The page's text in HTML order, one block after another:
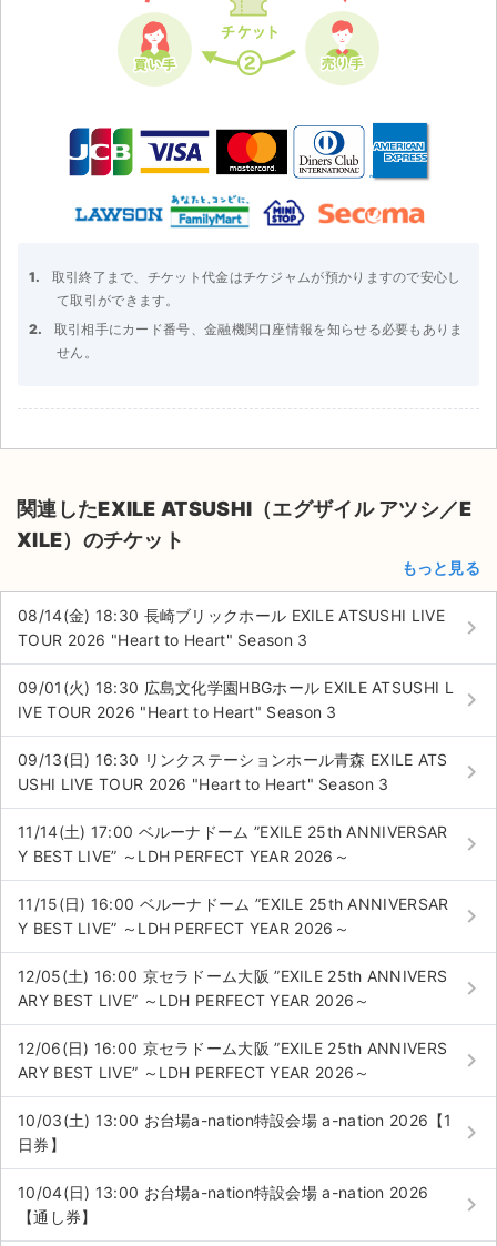
取引終了まで、チケット代金はチケジャムが預かりますので安心し
て取引ができます。
取引相手にカード番号、金融機関口座情報を知らせる必要もありま
せん。
関連したEXILE ATSUSHI（エグザイル アツシ／E
XILE）のチケット
もっと見る
08/14(金) 18:30 長崎ブリックホール EXILE ATSUSHI LIVE
TOUR 2026 "Heart to Heart" Season 3
keyboard_arrow_right
09/01(火) 18:30 広島文化学園HBGホール EXILE ATSUSHI L
IVE TOUR 2026 "Heart to Heart" Season 3
keyboard_arrow_right
09/13(日) 16:30 リンクステーションホール青森 EXILE ATS
USHI LIVE TOUR 2026 "Heart to Heart" Season 3
keyboard_arrow_right
11/14(土) 17:00 ベルーナドーム ”EXILE 25th ANNIVERSAR
Y BEST LIVE” ～LDH PERFECT YEAR 2026～
keyboard_arrow_right
11/15(日) 16:00 ベルーナドーム ”EXILE 25th ANNIVERSAR
Y BEST LIVE” ～LDH PERFECT YEAR 2026～
keyboard_arrow_right
12/05(土) 16:00 京セラドーム大阪 ”EXILE 25th ANNIVERS
ARY BEST LIVE” ～LDH PERFECT YEAR 2026～
keyboard_arrow_right
12/06(日) 16:00 京セラドーム大阪 ”EXILE 25th ANNIVERS
ARY BEST LIVE” ～LDH PERFECT YEAR 2026～
keyboard_arrow_right
10/03(土) 13:00 お台場a-nation特設会場 a-nation 2026【1
日券】
keyboard_arrow_right
10/04(日) 13:00 お台場a-nation特設会場 a-nation 2026
【通し券】
keyboard_arrow_right